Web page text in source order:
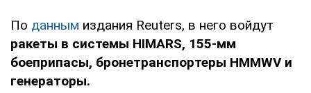
По данным издания Reuters, в него войдут
ракеты в системы HIMARS, 155-мм
боеприпасы, бронетранспортеры HMMWV и
генераторы.